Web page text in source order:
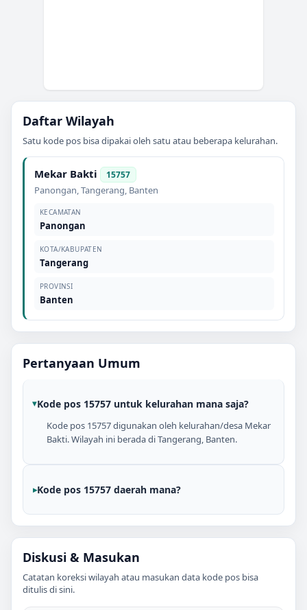
Daftar Wilayah
Satu kode pos bisa dipakai oleh satu atau beberapa kelurahan.
Mekar Bakti 15757
Panongan,Tangerang, Banten
KECAMATAN
Panongan
KOTA/KABUPATEN
Tangerang
PROVINSI
Banten
Pertanyaan Umum
Kode pos 15757 untuk kelurahan mana saja?
Kode pos 15757 digunakan oleh kelurahan/desa Mekar
Bakti. Wilayah ini berada di Tangerang, Banten.
Kode pos 15757 daerah mana?
Diskusi & Masukan
Catatan koreksi wilayah atau masukan data kode pos bisa
ditulis di sini.